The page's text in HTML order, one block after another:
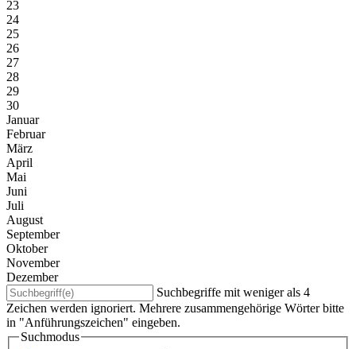
23
24
25
26
27
28
29
30
Januar
Februar
März
April
Mai
Juni
Juli
August
September
Oktober
November
Dezember
Suchbegriffe mit weniger als 4
Zeichen werden ignoriert. Mehrere zusammengehörige Wörter bitte
in "Anführungszeichen" eingeben.
Suchmodus